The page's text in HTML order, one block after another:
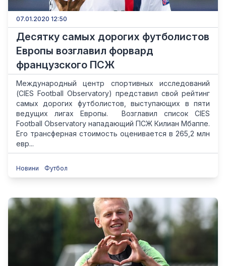
07.01.2020 12:50
Десятку самых дорогих футболистов
Европы возглавил форвард
французского ПСЖ
Международный центр спортивных исследований
(CIES Football Observatory) представил свой рейтинг
самых дорогих футболистов, выступающих в пяти
ведущих лигах Европы. Возглавил список CIES
Football Observatory нападающий ПСЖ Килиан Мбаппе.
Его трансферная стоимость оценивается в 265,2 млн
евр...
Новини Футбол